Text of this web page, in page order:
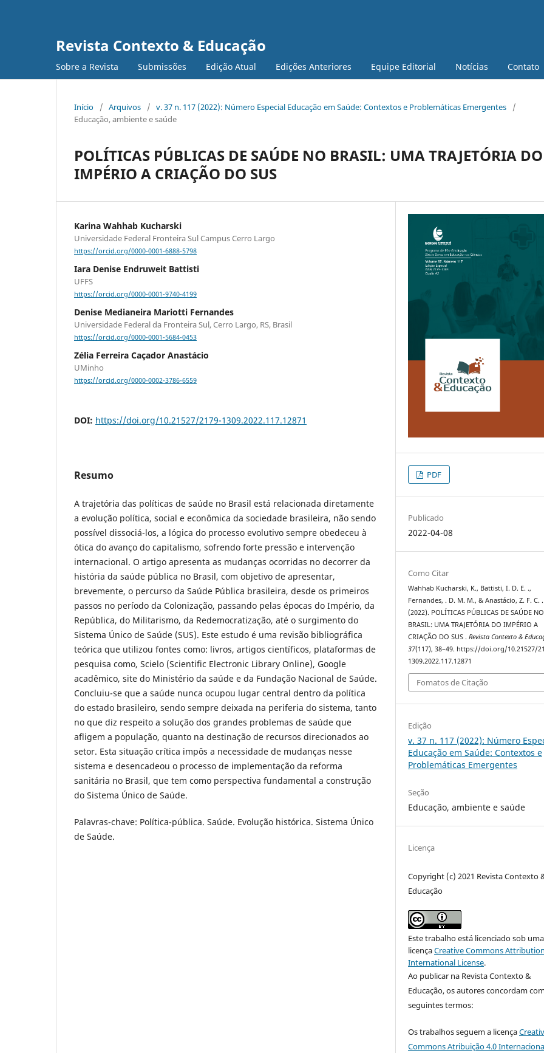
Revista Contexto & Educação
Sobre a Revista Submissões Edição Atual Edições Anteriores Equipe Editorial Notícias Contato
Início / Arquivos / v. 37 n. 117 (2022): Número Especial Educação em Saúde: Contextos e Problemáticas Emergentes
/
Educação, ambiente e saúde
POLÍTICAS PÚBLICAS DE SAÚDE NO BRASIL: UMA TRAJETÓRIA DO
IMPÉRIO A CRIAÇÃO DO SUS
Karina Wahhab Kucharski
Universidade Federal Fronteira Sul Campus Cerro Largo
https://orcid.org/0000-0001-6888-5798
Iara Denise Endruweit Battisti
UFFS
https://orcid.org/0000-0001-9740-4199
Denise Medianeira Mariotti Fernandes
Universidade Federal da Fronteira Sul, Cerro Largo, RS, Brasil
https://orcid.org/0000-0001-5684-0453
Zélia Ferreira Caçador Anastácio
UMinho
https://orcid.org/0000-0002-3786-6559
DOI: https://doi.org/10.21527/2179-1309.2022.117.12871
Resumo
A trajetória das políticas de saúde no Brasil está relacionada diretamente
a evolução política, social e econômica da sociedade brasileira, não sendo
possível dissociá-los, a lógica do processo evolutivo sempre obedeceu à
ótica do avanço do capitalismo, sofrendo forte pressão e intervenção
internacional. O artigo apresenta as mudanças ocorridas no decorrer da
história da saúde pública no Brasil, com objetivo de apresentar,
brevemente, o percurso da Saúde Pública brasileira, desde os primeiros
passos no período da Colonização, passando pelas épocas do Império, da
República, do Militarismo, da Redemocratização, até o surgimento do
Sistema Único de Saúde (SUS). Este estudo é uma revisão bibliográfica
teórica que utilizou fontes como: livros, artigos científicos, plataformas de
pesquisa como, Scielo (Scientific Electronic Library Online), Google
acadêmico, site do Ministério da saúde e da Fundação Nacional de Saúde.
Concluiu-se que a saúde nunca ocupou lugar central dentro da política
do estado brasileiro, sendo sempre deixada na periferia do sistema, tanto
no que diz respeito a solução dos grandes problemas de saúde que
afligem a população, quanto na destinação de recursos direcionados ao
setor. Esta situação crítica impôs a necessidade de mudanças nesse
sistema e desencadeou o processo de implementação da reforma
sanitária no Brasil, que tem como perspectiva fundamental a construção
do Sistema Único de Saúde.
Palavras-chave: Política-pública. Saúde. Evolução histórica. Sistema Único
de Saúde.
PDF
Publicado
2022-04-08
Como Citar
Wahhab Kucharski, K., Battisti, I. D. E. .,
Fernandes, . D. M. M., & Anastácio, Z. F. C. .
(2022). POLÍTICAS PÚBLICAS DE SAÚDE NO
BRASIL: UMA TRAJETÓRIA DO IMPÉRIO A
CRIAÇÃO DO SUS .Revista Contexto &
37(117), 38–49. https://doi.org/10.21527/
1309.2022.117.12871
Fomatos de Citação
Edição
v. 37 n. 117 (2022): Número
Educação em Saúde: Contextos e
Problemáticas Emergentes
Seção
Educação, ambiente e saúde
Licença
Copyright (c) 2021 Revista Contexto
Educação
Este trabalho está licenciado sob uma
licençaCreative Commons
International License.
Ao publicar na Revista Contexto &
Educação, os autores concordam
seguintes termos:
Os trabalhos seguem a licença
Commons Atribuição 4.0